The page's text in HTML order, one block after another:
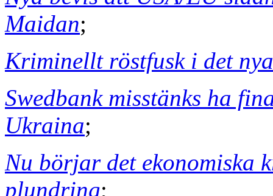
Maidan;
Kriminellt röstfusk i det
Swedbank misstänks ha
Ukraina;
Nu börjar det ekonomiska
plundring;